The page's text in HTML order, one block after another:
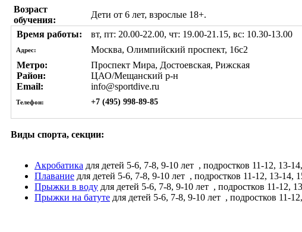
Возраст
обучения:
Дети от 6 лет, взрослые 18+.
Время работы:
вт, пт: 20.00-22.00, чт: 19.00-21.15, вс: 10.30-13.00
Адрес:
Москва, Олимпийский проспект, 16с2
Метро:
Проспект Мира, Достоевская, Рижская
Район:
ЦАО/Мещанский р-н
Email:
info@sportdive.ru
Телефон: +7 (495) 998-89-85
Виды спорта, секции:
Акробатика для детей 5-6, 7-8, 9-10 лет , подростков 11-12, 13-
Плавание для детей 5-6, 7-8, 9-10 лет , подростков 11-12, 13-14,
Прыжки в воду для детей 5-6, 7-8, 9-10 лет , подростков 11-12,
Прыжки на батуте для детей 5-6, 7-8, 9-10 лет , подростков 11-